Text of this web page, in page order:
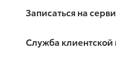
Записаться на
Служба